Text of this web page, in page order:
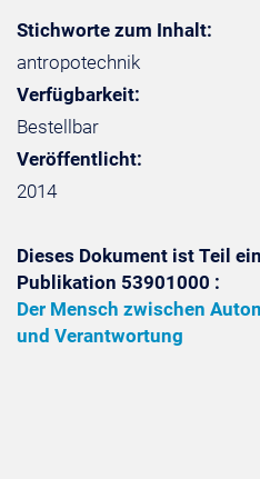
Stichworte zum Inhalt:
antropotechnik
Verfügbarkeit:
Bestellbar
Veröffentlicht:
2014
Dieses Dokument ist Teil
Publikation 53901000 :
Der Mensch zwischen
und Verantwortung